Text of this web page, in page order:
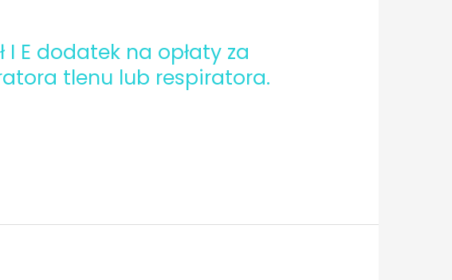
E dodatek na opłaty za
tlenu lub respiratora.